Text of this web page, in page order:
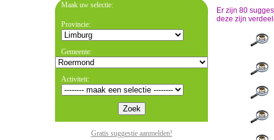
Maak uw selectie:
Provincie:
Gemeente:
Activiteit:
Gratis suggestie aanmelden!
Er zijn 80
deze zijn